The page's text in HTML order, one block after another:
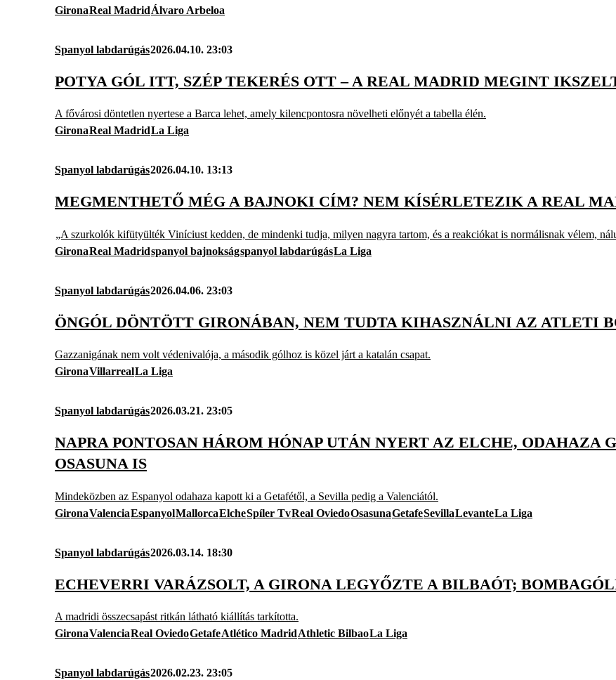
GironaReal MadridÁlvaro Arbeloa
Spanyol labdarúgás2026.04.10. 23:03
POTYA GÓL ITT, SZÉP TEKERÉS OTT – A REAL MADRID MEGINT
A fővárosi döntetlen nyertese a Barca lehet, amely kilencpontosra növelheti előnyét a tabella élén.
GironaReal MadridLa Liga
Spanyol labdarúgás2026.04.10. 13:13
MEGMENTHETŐ MÉG A BAJNOKI CÍM? NEM KÍSÉRLETEZIK A REAL
„A szurkolók kifütyülték Viníciust kedden, de mindenki tudja, milyen nagyra tartom, és a reakciókat is normálisnak vélem,
GironaReal Madridspanyol bajnokságspanyol labdarúgásLa Liga
Spanyol labdarúgás2026.04.06. 23:03
ÖNGÓL DÖNTÖTT GIRONÁBAN, NEM TUDTA KIHASZNÁLNI AZ ATLETI
Gazzanigának nem volt védenivalója, a második gólhoz is közel járt a katalán csapat.
GironaVillarrealLa Liga
Spanyol labdarúgás2026.03.21. 23:05
NAPRA PONTOSAN HÁROM HÓNAP UTÁN NYERT AZ ELCHE, ODAHAZA
OSASUNA IS
Mindeközben az Espanyol odahaza kapott ki a Getafétől, a Sevilla pedig a Valenciától.
GironaValenciaEspanyolMallorcaElcheSpíler TvReal OviedoOsasunaGetafeSevillaLevanteLa Liga
Spanyol labdarúgás2026.03.14. 18:30
ECHEVERRI VARÁZSOLT, A GIRONA LEGYŐZTE A BILBAÓT;
A madridi összecsapást ritkán látható kiállítás tarkította.
GironaValenciaReal OviedoGetafeAtlético MadridAthletic BilbaoLa Liga
Spanyol labdarúgás2026.02.23. 23:05